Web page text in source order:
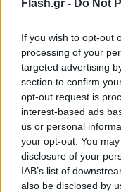
Flash.gr - Do Not
If you wish to opt-out
processing of your
targeted advertising
section to confirm
opt-out request is
interest-based ads
us or personal
your opt-out. You
disclosure of your
IAB’s list of
also be disclosed by
νοσοκομείου
αποφάσεις του ΔΣ
οι εκπρόσωποι
ανάθεση της
παροχής φαγητού»
κόστος 1.818.000
απόλυση 30
ετήσια